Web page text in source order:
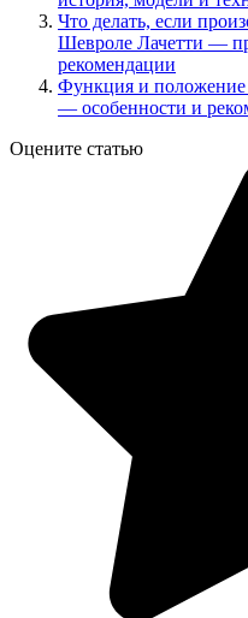
Что делать, если
Шевроле Лачетти —
рекомендации
Функция и
— особенности и
Оцените статью